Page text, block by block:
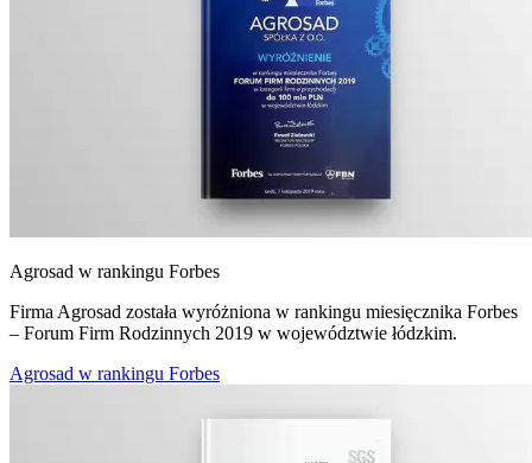
Agrosad w rankingu Forbes
Firma Agrosad została wyróżniona w rankingu miesięcznika Forbes
– Forum Firm Rodzinnych 2019 w województwie łódzkim.
Agrosad w rankingu Forbes